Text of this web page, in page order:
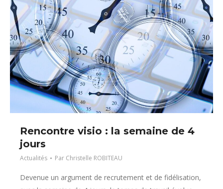
Rencontre visio : la semaine de 4
jours
Actualités Par Christelle ROBITEAU
Devenue un argument de recrutement et de fidélisation,